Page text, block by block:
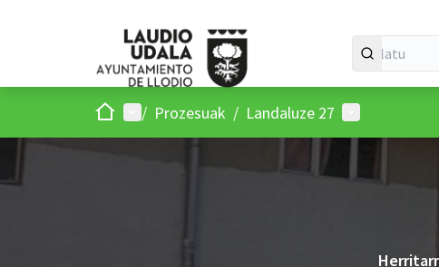
HasieraMenu nagusia
/ Prozesuak / Landaluze 27 Parte-